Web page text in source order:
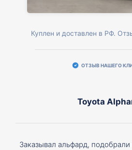
Куплен и доставлен в РФ.
ОТЗЫВ НАШЕГО
Toyota
Заказывал альфард,